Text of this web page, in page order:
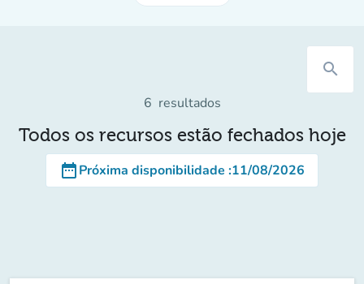
search
6 resultados
Todos os recursos estão fechados hoje
date_rangePróxima disponibilidade :11/08/2026